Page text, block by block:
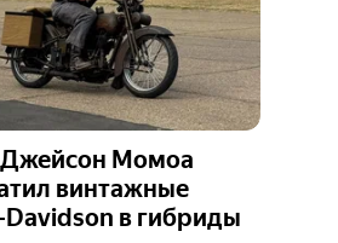
Момоа
винтажные
Davidson в гибриды